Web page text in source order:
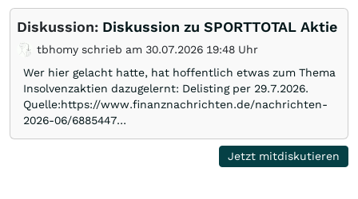
Diskussion: Diskussion zu SPORTTOTAL Aktie
tbhomy schrieb am 30.07.2026 19:48 Uhr
Wer hier gelacht hatte, hat hoffentlich etwas zum Thema
Insolvenzaktien dazugelernt: Delisting per 29.7.2026.
Quelle:https://www.finanznachrichten.de/nachrichten-
2026-06/6885447…
Jetzt mitdiskutieren